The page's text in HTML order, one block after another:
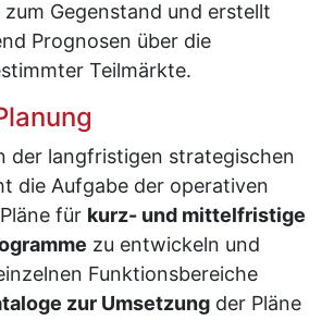
Gegenstand und erstellt
Prognosen über die
Teilmärkte.
der langfristigen strategischen
die Aufgabe der operativen
für kurz- und mittelfristige
zu entwickeln und
Funktionsbereiche
zur Umsetzung der Pläne